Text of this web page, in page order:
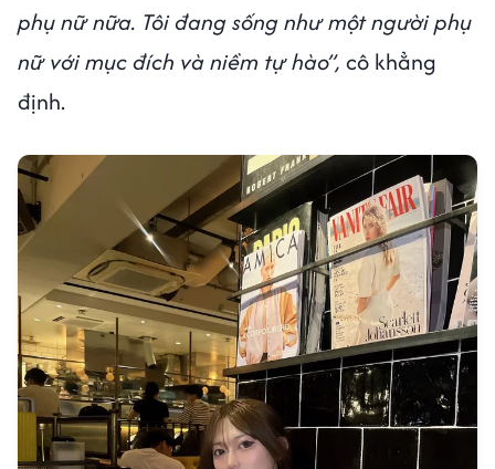
phụ nữ nữa. Tôi đang sống như một người phụ
nữ với mục đích và niềm tự hào”, cô khẳng
định.